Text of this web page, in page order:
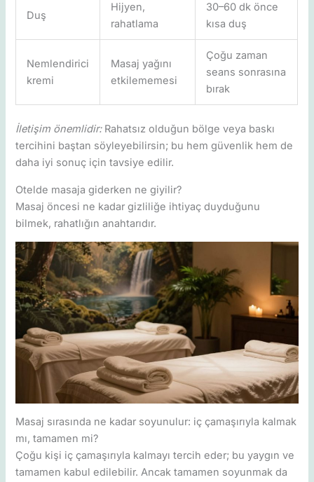
Duş
Hijyen,
rahatlama
30–60 dk önce
kısa duş
Nemlendirici
kremi
Masaj yağını
etkilememesi
Çoğu zaman
seans sonrasına
bırak
İletişim önemlidir:Rahatsız olduğun bölge veya baskı
tercihini baştan söyleyebilirsin; bu hem güvenlik hem de
daha iyi sonuç için tavsiye edilir.
Otelde masaja giderken ne giyilir?
Masaj öncesi ne kadar gizliliğe ihtiyaç duyduğunu
bilmek, rahatlığın anahtarıdır.
Masaj sırasında ne kadar soyunulur: iç çamaşırıyla kalmak
mı, tamamen mi?
Çoğu kişi iç çamaşırıyla kalmayı tercih eder; bu yaygın ve
tamamen kabul edilebilir. Ancak tamamen soyunmak da